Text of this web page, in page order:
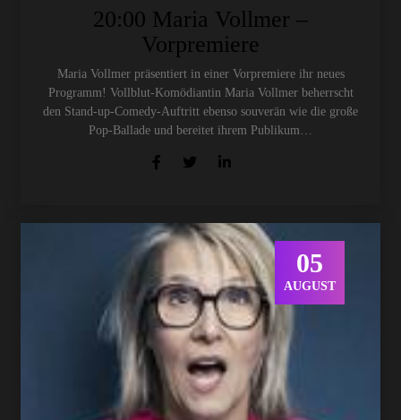
20:00 Maria Vollmer –
Vorpremiere
Maria Vollmer präsentiert in einer Vorpremiere ihr neues
Programm! Vollblut-Komödiantin Maria Vollmer beherrscht
den Stand-up-Comedy-Auftritt ebenso souverän wie die große
Pop-Ballade und bereitet ihrem Publikum…
05
AUGUST